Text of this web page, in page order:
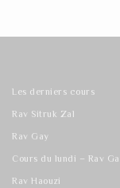
Les derniers cours
Rav Sitruk Zal
Rav Gay
Cours du lundi – Rav
Rav Haouzi